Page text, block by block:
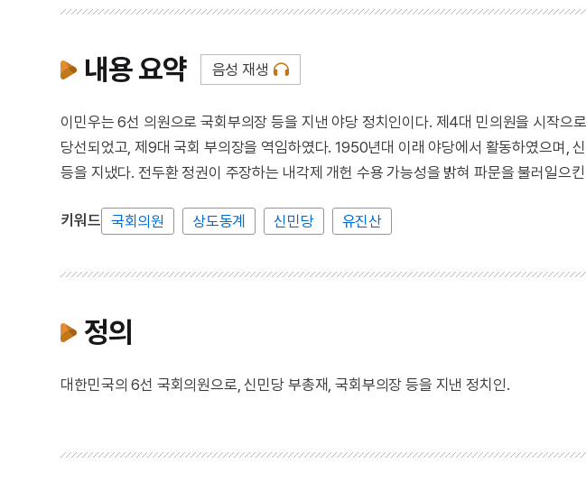
내용 요약 음성 재생
이민우는 6선 의원으로 국회부의장 등을 지낸 야당 정치인이다. 제4대 민의원을 시작으
당선되었고, 제9대 국회 부의장을 역임하였다. 1950년대 이래 야당에서 활동하였으며,
등을 지냈다. 전두환 정권이 주장하는 내각제 개헌 수용 가능성을 밝혀 파문을 불러일으
키워드 국회의원 상도동계 신민당 유진산
정의
대한민국의 6선 국회의원으로, 신민당 부총재, 국회부의장 등을 지낸 정치인.